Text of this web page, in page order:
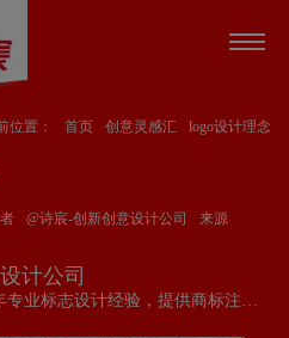
位置： 首页 创意灵感汇
logo设计理念
@诗宸-创新创意设计公司
来源
计公司
专业标志设计经验，提供商标注册